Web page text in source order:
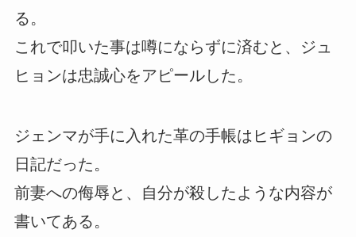
る。
これで叩いた事は噂にならずに済むと、ジュ
ヒョンは忠誠心をアピールした。
ジェンマが手に入れた革の手帳はヒギョンの
日記だった。
前妻への侮辱と、自分が殺したような内容が
書いてある。